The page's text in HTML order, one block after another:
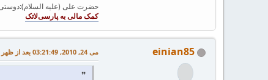
حضرت علی (علیه السلام):دوستی
einian85 می 24, 2010, 03:21:49 بعد از ظهر